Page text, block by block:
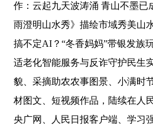
作：云起九天波涛涌 青山不墨已
雨澄明山水秀》描绘市域秀美山
搞不定AI？“冬香妈妈”带银发族
适老化智能服务与反诈守护民生
貌、采摘助农农事图景、小满时
材图文、短视频作品，陆续在人
央广网、人民日报客户端、学习